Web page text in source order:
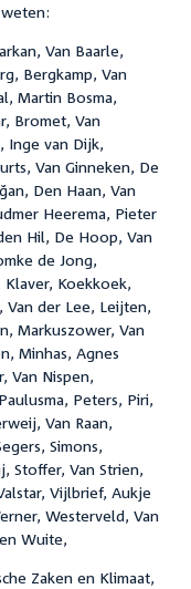
Van Baarle,
Bergkamp, Van
Martin Bosma,
Bromet, Van
Inge van Dijk,
Van Ginneken, De
Den Haan, Van
Heerema, Pieter
Hil, De Hoop, Van
de Jong,
Klaver, Koekkoek,
Van der Lee, Leijten,
Markuszower, Van
Minhas, Agnes
Van Nispen,
Peters, Piri,
Van Raan,
Simons,
Stoffer, Van Strien,
Vijlbrief, Aukje
Westerveld, Van
Wuite,
Zaken en Klimaat,